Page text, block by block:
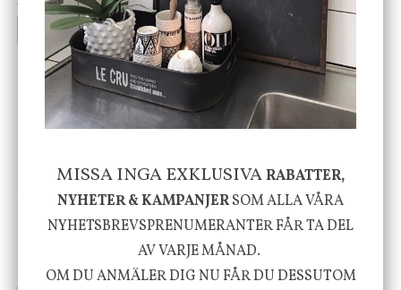
INFO KÖP INFO KÖP
House Doctor
Skål, Hands marmor
635 kr795 kr
-20%
Nicolas Vahé
Serveringsfat, Ostron,
Stengods
415 kr
MISSA INGA EXKLUSIVARABATTER,
NYHETER & KAMPANJERSOM ALLA VÅRA
NYHETSBREVSPRENUMERANTER FÅR TA DEL
AV VARJE MÅNAD.
OM DU ANMÄLER DIG NU FÅR DU DESSUTOM